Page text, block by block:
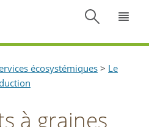
écosystémiques > Le
à graines